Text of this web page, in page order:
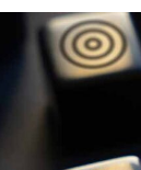
Kviss